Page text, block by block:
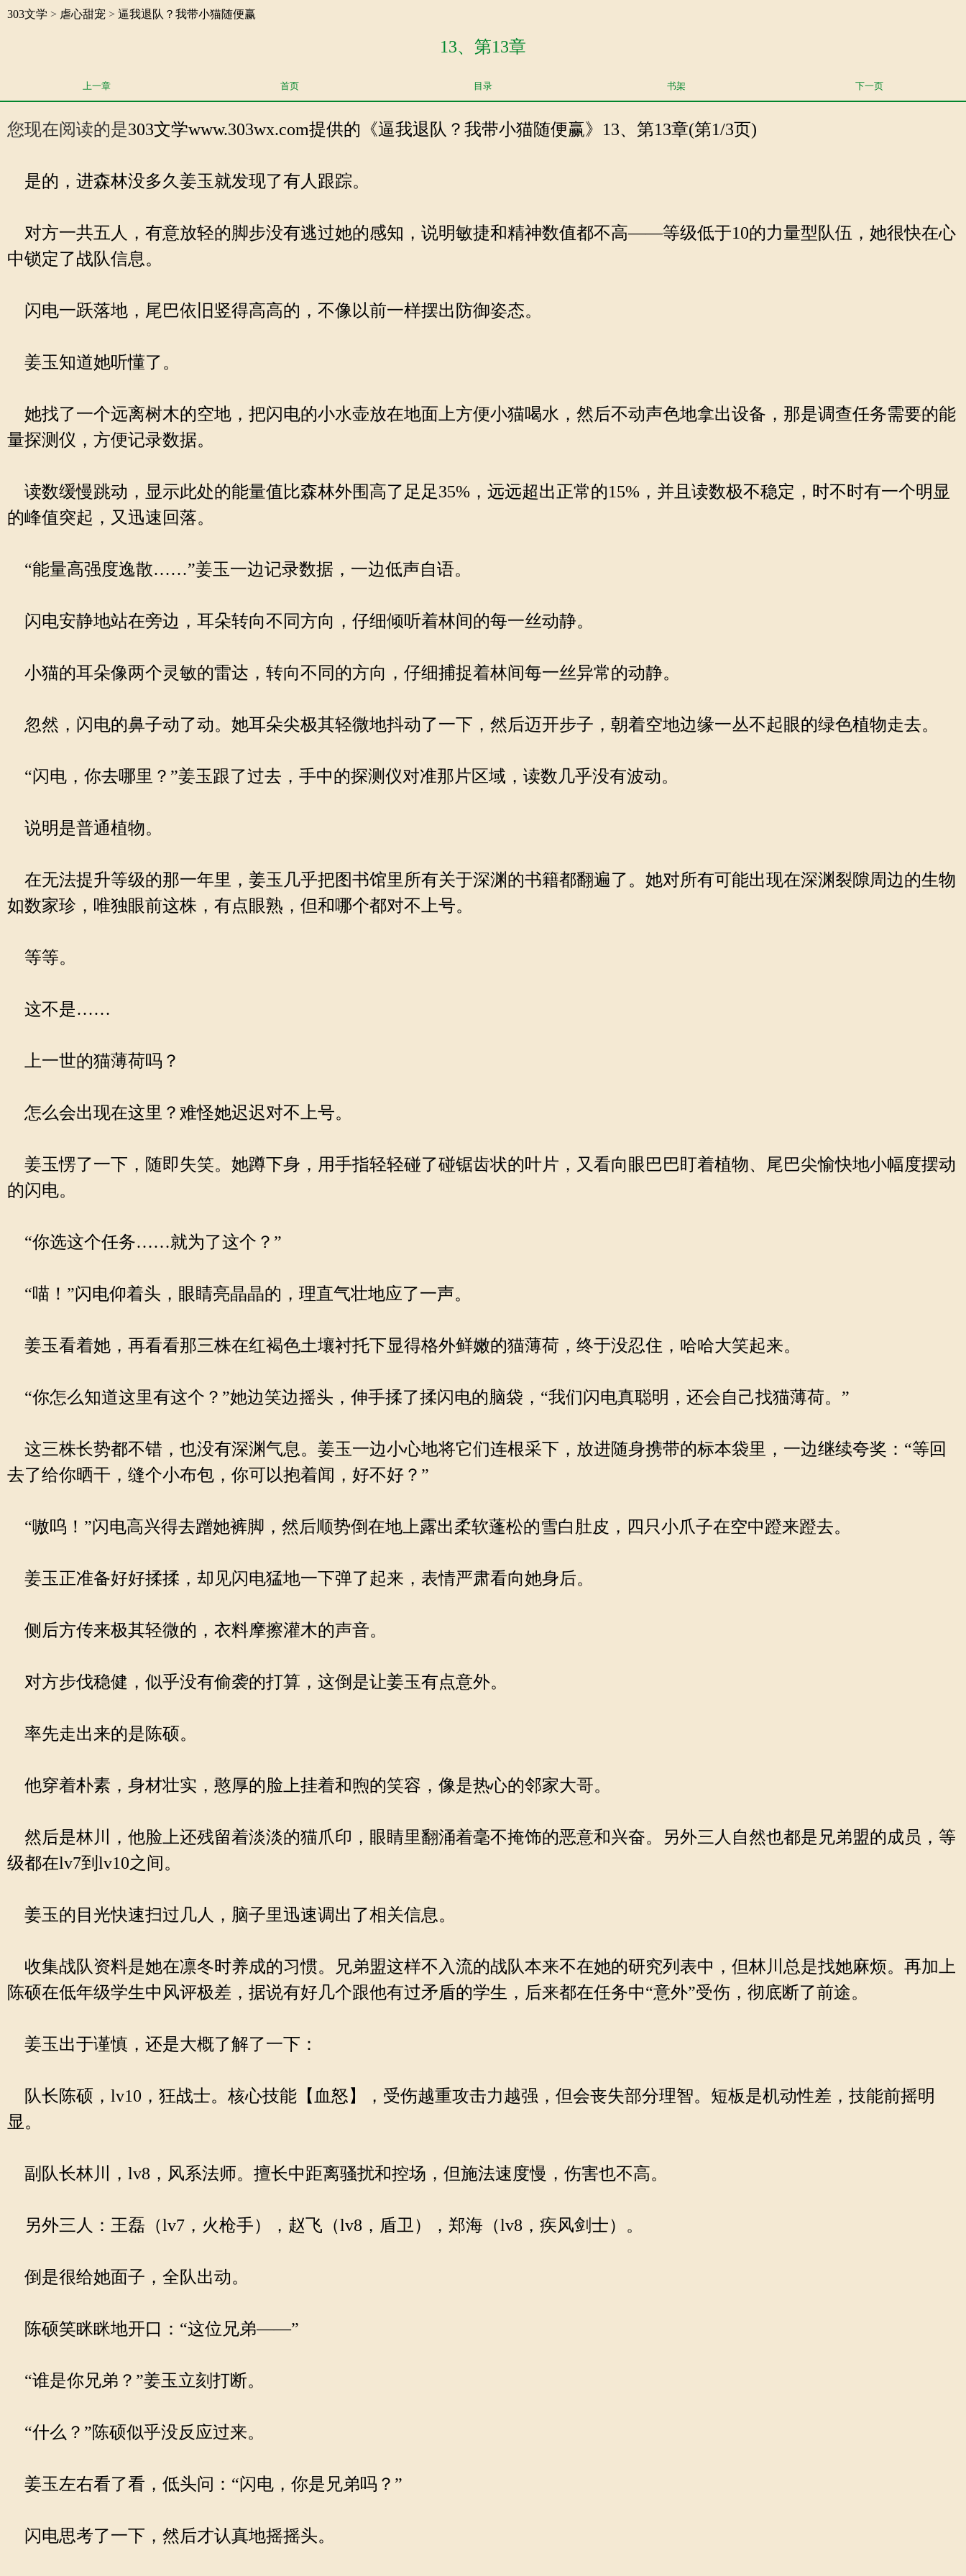
303文学 > 虐心甜宠 > 逼我退队？我带小猫随便赢
13、第13章
上一章 首页 目录 书架 下一页
您现在阅读的是303文学www.303wx.com提供的《逼我退队？我带小猫随便赢》13、第13章(第1/3页)
是的，进森林没多久姜玉就发现了有人跟踪。
对方一共五人，有意放轻的脚步没有逃过她的感知，说明敏捷和精神数值都不高——等级低于10的力量型队伍，她很快在心
中锁定了战队信息。
闪电一跃落地，尾巴依旧竖得高高的，不像以前一样摆出防御姿态。
姜玉知道她听懂了。
她找了一个远离树木的空地，把闪电的小水壶放在地面上方便小猫喝水，然后不动声色地拿出设备，那是调查任务需要的能
量探测仪，方便记录数据。
读数缓慢跳动，显示此处的能量值比森林外围高了足足35%，远远超出正常的15%，并且读数极不稳定，时不时有一个明显
的峰值突起，又迅速回落。
“能量高强度逸散……”姜玉一边记录数据，一边低声自语。
闪电安静地站在旁边，耳朵转向不同方向，仔细倾听着林间的每一丝动静。
小猫的耳朵像两个灵敏的雷达，转向不同的方向，仔细捕捉着林间每一丝异常的动静。
忽然，闪电的鼻子动了动。她耳朵尖极其轻微地抖动了一下，然后迈开步子，朝着空地边缘一丛不起眼的绿色植物走去。
“闪电，你去哪里？”姜玉跟了过去，手中的探测仪对准那片区域，读数几乎没有波动。
说明是普通植物。
在无法提升等级的那一年里，姜玉几乎把图书馆里所有关于深渊的书籍都翻遍了。她对所有可能出现在深渊裂隙周边的生物
如数家珍，唯独眼前这株，有点眼熟，但和哪个都对不上号。
等等。
这不是……
上一世的猫薄荷吗？
怎么会出现在这里？难怪她迟迟对不上号。
姜玉愣了一下，随即失笑。她蹲下身，用手指轻轻碰了碰锯齿状的叶片，又看向眼巴巴盯着植物、尾巴尖愉快地小幅度摆动
的闪电。
“你选这个任务……就为了这个？”
“喵！”闪电仰着头，眼睛亮晶晶的，理直气壮地应了一声。
姜玉看着她，再看看那三株在红褐色土壤衬托下显得格外鲜嫩的猫薄荷，终于没忍住，哈哈大笑起来。
“你怎么知道这里有这个？”她边笑边摇头，伸手揉了揉闪电的脑袋，“我们闪电真聪明，还会自己找猫薄荷。”
这三株长势都不错，也没有深渊气息。姜玉一边小心地将它们连根采下，放进随身携带的标本袋里，一边继续夸奖：“等回
去了给你晒干，缝个小布包，你可以抱着闻，好不好？”
“嗷呜！”闪电高兴得去蹭她裤脚，然后顺势倒在地上露出柔软蓬松的雪白肚皮，四只小爪子在空中蹬来蹬去。
姜玉正准备好好揉揉，却见闪电猛地一下弹了起来，表情严肃看向她身后。
侧后方传来极其轻微的，衣料摩擦灌木的声音。
对方步伐稳健，似乎没有偷袭的打算，这倒是让姜玉有点意外。
率先走出来的是陈硕。
他穿着朴素，身材壮实，憨厚的脸上挂着和煦的笑容，像是热心的邻家大哥。
然后是林川，他脸上还残留着淡淡的猫爪印，眼睛里翻涌着毫不掩饰的恶意和兴奋。另外三人自然也都是兄弟盟的成员，等
级都在lv7到lv10之间。
姜玉的目光快速扫过几人，脑子里迅速调出了相关信息。
收集战队资料是她在凛冬时养成的习惯。兄弟盟这样不入流的战队本来不在她的研究列表中，但林川总是找她麻烦。再加上
陈硕在低年级学生中风评极差，据说有好几个跟他有过矛盾的学生，后来都在任务中“意外”受伤，彻底断了前途。
姜玉出于谨慎，还是大概了解了一下：
队长陈硕，lv10，狂战士。核心技能【血怒】，受伤越重攻击力越强，但会丧失部分理智。短板是机动性差，技能前摇明
显。
副队长林川，lv8，风系法师。擅长中距离骚扰和控场，但施法速度慢，伤害也不高。
另外三人：王磊（lv7，火枪手），赵飞（lv8，盾卫），郑海（lv8，疾风剑士）。
倒是很给她面子，全队出动。
陈硕笑眯眯地开口：“这位兄弟——”
“谁是你兄弟？”姜玉立刻打断。
“什么？”陈硕似乎没反应过来。
姜玉左右看了看，低头问：“闪电，你是兄弟吗？”
闪电思考了一下，然后才认真地摇摇头。